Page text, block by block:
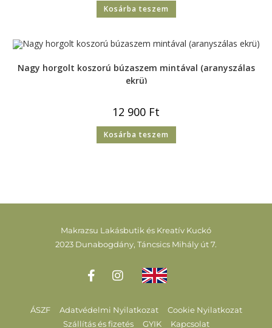
Kosárba teszem
Nagy horgolt koszorú búzaszem mintával (aranyszálas
ekrü)
12 900 Ft
Kosárba teszem
Makrazsu Lakásbutik és Kreatív Kuckó
2023 Dunabogdány, Táncsics Mihály út 7.
ÁSZF Adatvédelmi Nyilatkozat
Cookie Nyilatkozat
Szállítás és fizetés
GYIK Kapcsolat